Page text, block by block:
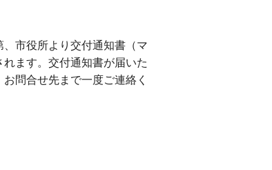
市役所より交付通知書（マ
ます。交付通知書が届いた
問合せ先まで一度ご連絡く